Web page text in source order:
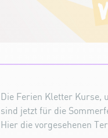
Die Ferien Kletter Kurse,
sind jetzt für die
Hier die vorgesehenen